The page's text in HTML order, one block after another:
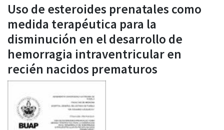
Uso de esteroides prenatales como
medida terapéutica para la
disminución en el desarrollo de
hemorragia intraventricular en
recién nacidos prematuros